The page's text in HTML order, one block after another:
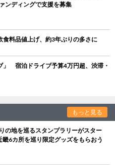
ンディングで支援を募集
料品値上げ、約3年ぶりの多さに
」 宿泊ドライブ予算4万円超、渋滞・
もっと見る
の地を巡るスタンプラリーがスター
6カ所を巡り限定グッズをもらおう